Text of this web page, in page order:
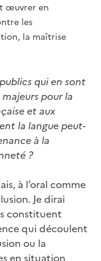
œuvrer en
les
la maîtrise
qui en sont
pour la
et aux
la langue peut-
à la
?
à l’oral comme
Je dirai
constituent
qui découlent
ou la
en situation